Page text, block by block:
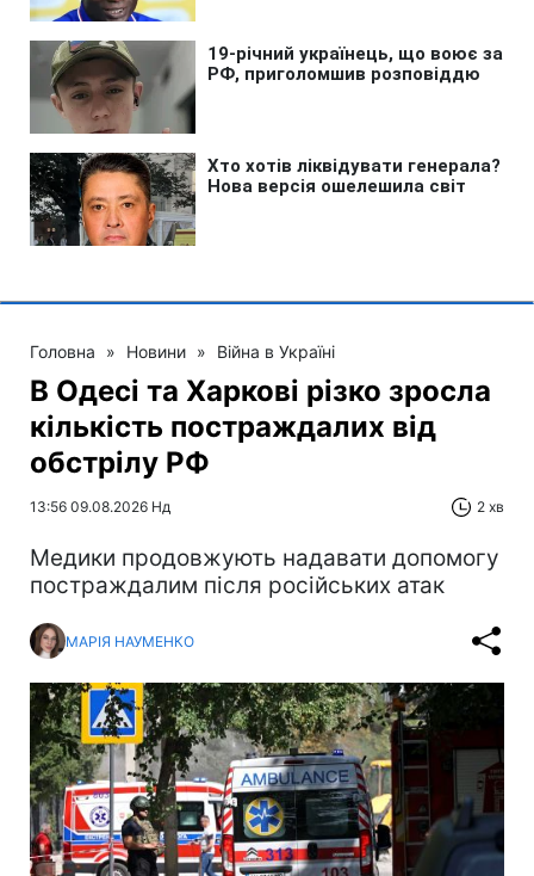
Головна » Новини » Війна в Україні
В Одесі та Харкові різко зросла
кількість постраждалих від
обстрілу РФ
13:56 09.08.2026 Нд 2 хв
Медики продовжують надавати допомогу
постраждалим після російських атак
МАРІЯ НАУМЕНКО